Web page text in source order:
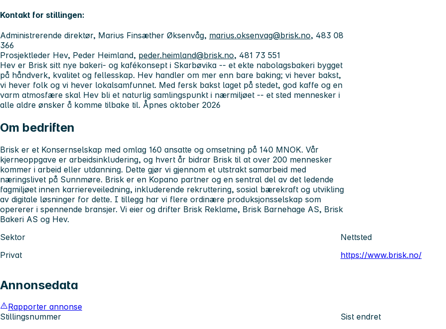
Kontakt for stillingen:
Administrerende direktør, Marius Finsæther Øksenvåg, marius.oksenvag@brisk.no, 483 08
366
Prosjektleder Hev, Peder Heimland, peder.heimland@brisk.no, 481 73 551
Hev er Brisk sitt nye bakeri- og kafékonsept i Skarbøvika -- et ekte nabolagsbakeri bygget
på håndverk, kvalitet og fellesskap. Hev handler om mer enn bare baking; vi hever bakst,
vi hever folk og vi hever lokalsamfunnet. Med fersk bakst laget på stedet, god kaffe og en
varm atmosfære skal Hev bli et naturlig samlingspunkt i nærmiljøet -- et sted mennesker i
alle aldre ønsker å komme tilbake til. Åpnes oktober 2026
Om bedriften
Brisk er et Konsernselskap med omlag 160 ansatte og omsetning på 140 MNOK. Vår
kjerneoppgave er arbeidsinkludering, og hvert år bidrar Brisk til at over 200 mennesker
kommer i arbeid eller utdanning. Dette gjør vi gjennom et utstrakt samarbeid med
næringslivet på Sunnmøre. Brisk er en Kopano partner og en sentral del av det ledende
fagmiljøet innen karriereveiledning, inkluderende rekruttering, sosial bærekraft og utvikling
av digitale løsninger for dette. I tillegg har vi flere ordinære produksjonsselskap som
opererer i spennende bransjer. Vi eier og drifter Brisk Reklame, Brisk Barnehage AS, Brisk
Bakeri AS og Hev.
Sektor
Privat
Nettsted
https://www.brisk.no/
Annonsedata
Rapporter annonse
Stillingsnummer
Sist endret